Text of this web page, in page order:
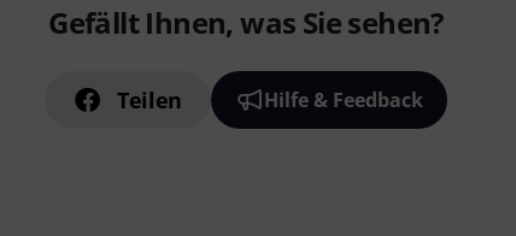
Gefällt Ihnen, was Sie sehen?
Teilen Hilfe & Feedback